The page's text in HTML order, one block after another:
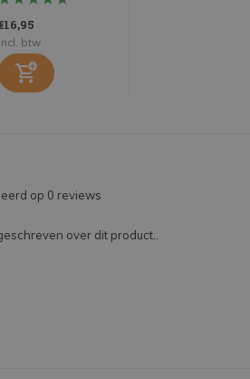
Incl. btw
op 0 reviews
over dit product..